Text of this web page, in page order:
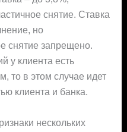
снятие. Ставка
но
снятие запрещено.
у клиента есть
то в этом случае идет
клиента и банка.
нескольких